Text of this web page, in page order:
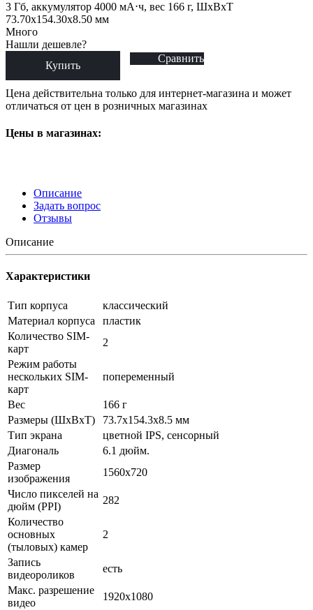
3 Гб, аккумулятор 4000 мА⋅ч, вес 166 г, ШxВxТ
73.70x154.30x8.50 мм
Много
Нашли дешевле?
Купить
Сравнить
Цена действительна только для интернет-магазина и может
отличаться от цен в розничных магазинах
Цены в магазинах:
Описание
Задать вопрос
Отзывы
Описание
Характеристики
Тип корпуса
классический
Материал корпуса
пластик
Количество SIM-
карт
2
Режим работы
нескольких SIM-
карт
попеременный
Вес
166 г
Размеры (ШxВxТ)
73.7x154.3x8.5 мм
Тип экрана
цветной IPS, сенсорный
Диагональ
6.1 дюйм.
Размер
изображения
1560x720
Число пикселей на
дюйм (PPI)
282
Количество
основных
(тыловых) камер
2
Запись
видеороликов
есть
Макс. разрешение
видео
1920x1080